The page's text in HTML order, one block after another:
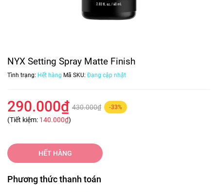
NYX Setting Spray Matte Finish
Tình trạng: Hết hàng Mã SKU: Đang cập nhật
290.000₫ 430.000₫ -33%
(Tiết kiệm: 140.000₫)
HẾT HÀNG
Phương thức thanh toán